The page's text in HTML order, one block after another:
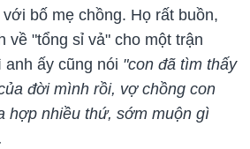
bố mẹ chồng. Họ rất buồn,
về "tổng sỉ vả" cho một trận
ấy cũng nói "con đã tìm thấy
đời mình rồi, vợ chồng con
hợp nhiều thứ, sớm muộn gì